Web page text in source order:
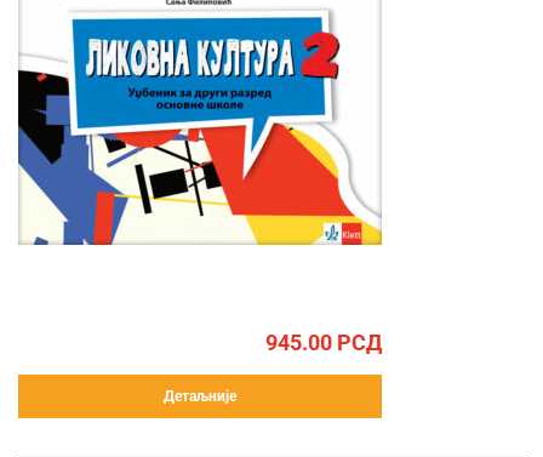
945.00 РСД
Детаљније